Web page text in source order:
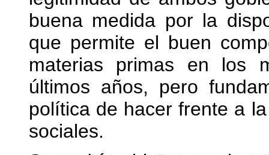
buena medida por la
que permite el buen
materias primas en los
últimos años, pero
política de hacer frente a
sociales.